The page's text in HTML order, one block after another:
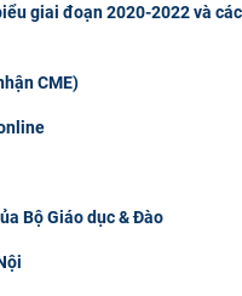
giai đoạn 2020-2022 và các
CME)
Bộ Giáo dục & Đào